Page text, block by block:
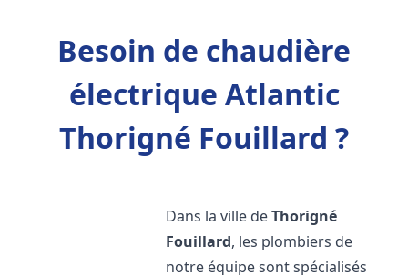
Besoin de chaudière
électrique Atlantic
Thorigné Fouillard ?
Dans la ville deThorigné
Fouillard, les plombiers de
notre équipe sont spécialisés